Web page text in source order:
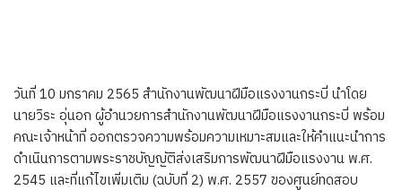
วันที่ 10 มกราคม 2565 สำนักงานพัฒนาฝีมือแรงงานกระบี่ นำโดย
นายวิระ อุ่นอก ผู้อำนวยการสำนักงานพัฒนาฝีมือแรงงานกระบี่ พร้อม
คณะเจ้าหน้าที่ ออกตรวจความพร้อมความเหมาะสมและให้คำแนะนำการ
ดำเนินการตามพระราชบัญญัติส่งเสริมการพัฒนาฝีมือแรงงาน พ.ศ.
2545 และที่แก้ไขเพิ่มเติม (ฉบับที่ 2) พ.ศ. 2557 ของศูนย์ทดสอบ